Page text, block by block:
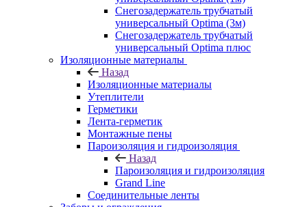
Снегозадержатель трубчатый
универсальный Optima (3м)
Снегозадержатель трубчатый
универсальный Optima плюс
Изоляционные материалы
Назад
Изоляционные материалы
Утеплители
Герметики
Лента-герметик
Монтажные пены
Пароизоляция и гидроизоляция
Назад
Пароизоляция и гидроизоляция
Grand Line
Соединительные ленты